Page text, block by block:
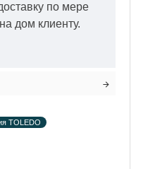
по мере
дом клиенту.
TOLEDO